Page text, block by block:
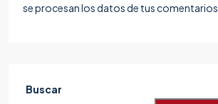
se procesan los datos de tus comentarios.
Buscar